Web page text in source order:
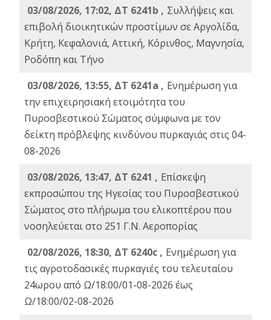
03/08/2026, 17:02, ΔΤ 6241b , Συλλήψεις και
επιβολή διοικητικών προστίμων σε Αργολίδα,
Κρήτη, Κεφαλονιά, Αττική, Κόρινθος, Μαγνησία,
Ροδόπη και Τήνο
03/08/2026, 13:55, ΔΤ 6241a , Ενημέρωση για
την επιχειρησιακή ετοιμότητα του
Πυροσβεστικού Σώματος σύμφωνα με τον
δείκτη πρόβλεψης κινδύνου πυρκαγιάς στις 04-
08-2026
03/08/2026, 13:47, ΔΤ 6241 , Επίσκεψη
εκπροσώπου της Ηγεσίας του Πυροσβεστικού
Σώματος στο πλήρωμα του ελικοπτέρου που
νοσηλεύεται στο 251 Γ.Ν. Αεροπορίας
02/08/2026, 18:30, ΔΤ 6240c , Ενημέρωση για
τις αγροτοδασικές πυρκαγιές του τελευταίου
24ωρου από Ω/18:00/01-08-2026 έως
Ω/18:00/02-08-2026